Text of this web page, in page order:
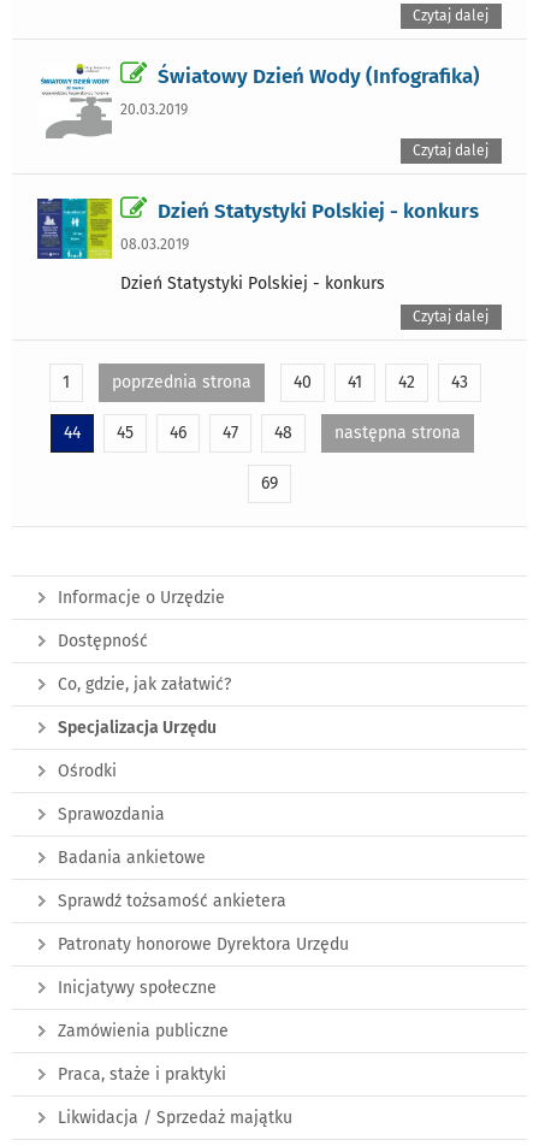
Czytaj dalej
Światowy Dzień Wody (Infografika)
20.03.2019
Czytaj dalej
Dzień Statystyki Polskiej - konkurs
08.03.2019
Dzień Statystyki Polskiej - konkurs
Czytaj dalej
1 poprzednia strona 40 41 42 43
44 45 46 47 48 następna strona
69
Informacje o Urzędzie
Dostępność
Co, gdzie, jak załatwić?
Specjalizacja Urzędu
Ośrodki
Sprawozdania
Badania ankietowe
Sprawdź tożsamość ankietera
Patronaty honorowe Dyrektora Urzędu
Inicjatywy społeczne
Zamówienia publiczne
Praca, staże i praktyki
Likwidacja / Sprzedaż majątku